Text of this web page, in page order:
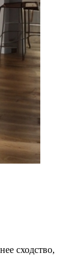
сходство,